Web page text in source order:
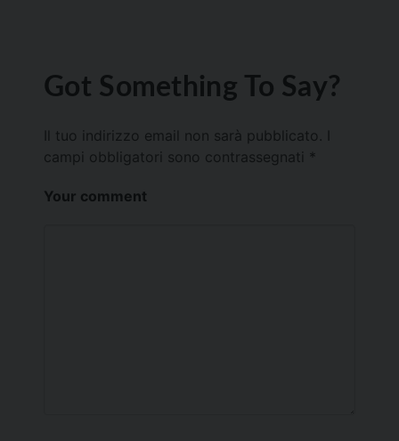
Got Something To Say?
Il tuo indirizzo email non sarà pubblicato.
campi obbligatori sono contrassegnati *
Your comment